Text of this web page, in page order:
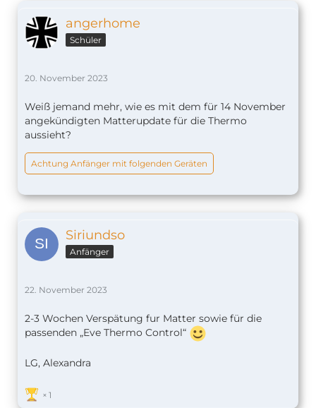
angerhome
Schüler
20. November 2023
Weiß jemand mehr, wie es mit dem für 14 November
angekündigten Matterupdate für die Thermo
aussieht?
Achtung Anfänger mit folgenden Geräten
Siriundso
Anfänger
22. November 2023
2-3 Wochen Verspätung fur Matter sowie für die
passenden „Eve Thermo Control“
LG, Alexandra
1